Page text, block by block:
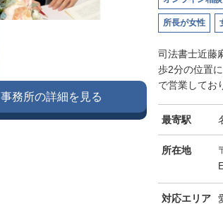
所長が女性
司法書士近藤
歩2分の位置
で営業してお
最寄駅
所在地
対応エリア
事務所の詳細を見る